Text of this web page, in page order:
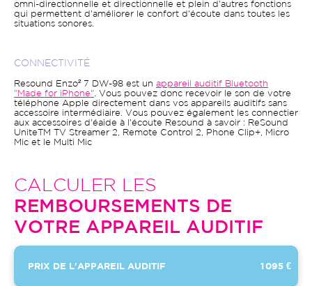
omni-directionnelle et directionnelle et plein d'autres fonctions
qui permettent d'améliorer le confort d'écoute dans toutes les
situations sonores.
CONNECTIVITÉ
Resound Enzo² 7 DW-98 est un appareil auditif Bluetooth
"Made for iPhone" . Vous pouvez donc recevoir le son de votre
téléphone Apple directement dans vos appareils auditifs sans
accessoire intermédiaire. Vous pouvez également les connectier
aux accessoires d'éaide à l'écoute Resound à savoir : ReSound
UniteTM TV Streamer 2, Remote Control 2, Phone Clip+, Micro
Mic et le Multi Mic
CALCULER LES
REMBOURSEMENTS DE
VOTRE APPAREIL AUDITIF
PRIX DE L'APPAREIL AUDITIF 1 095 €